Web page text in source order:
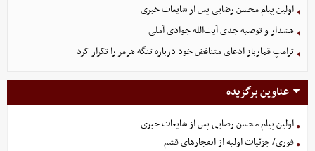
اولین پیام محسن رضایی پس از شایعات خبری
هشدار و توصیه جدی آیت‌الله جوادی آملی
ترامپ قمارباز ادعای متناقض خود درباره تنگه هرمز را تکرار کرد
عناوین برگزیده
اولین پیام محسن رضایی پس از شایعات خبری
فوری/ جزئیات اولیه از انفجارهای قشم